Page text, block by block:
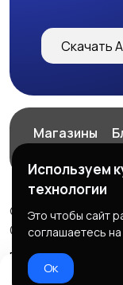
Скачать
Магазины
© 2026 ExZz.ru -
ООО "ЭКЗЗ", ОГРН:
Правила сервиса
Используем
технологии
Это чтобы сайт
соглашаетесь
Ок